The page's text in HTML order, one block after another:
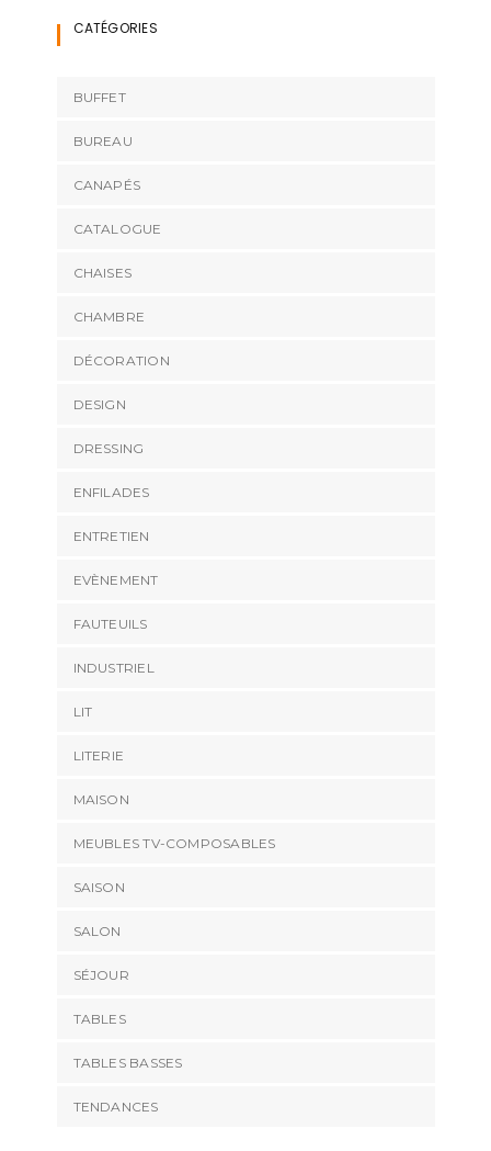
CATÉGORIES
BUFFET
BUREAU
CANAPÉS
CATALOGUE
CHAISES
CHAMBRE
DÉCORATION
DESIGN
DRESSING
ENFILADES
ENTRETIEN
EVÈNEMENT
FAUTEUILS
INDUSTRIEL
LIT
LITERIE
MAISON
MEUBLES TV-COMPOSABLES
SAISON
SALON
SÉJOUR
TABLES
TABLES BASSES
TENDANCES